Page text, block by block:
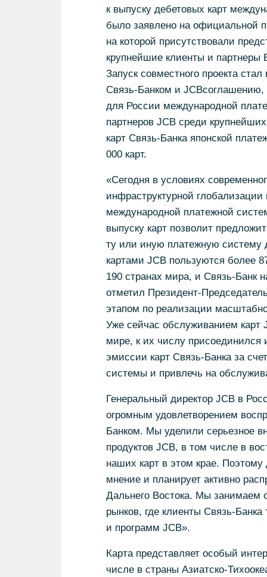
к выпуску дебетовых карт
было заявлено на официальной
на которой присутствовали
крупнейшие клиенты и партнеры
Запуск совместного проекта
Связь-Банком и JCBсоглашению,
для России международной
партнеров JCB среди
карт Связь-Банка японской
000 карт.
«Сегодня в условиях
инфраструктурной
международной платежной
выпуску карт позволит
ту или иную платежную систему
картами JCB пользуются более
190 странах мира, и Связь-Банк
отметил Президент-
этапом по реализации
Уже сейчас обслуживанием
мире, к их числу присоединился
эмиссии карт Связь-Банка за
системы и привлечь на
Генеральный директор JCB в
огромным удовлетворением
Банком. Мы уделили серьезное
продуктов JCB, в том числе в
наших карт в этом крае.
мнение и планирует активно
Дальнего Востока. Мы занимаем
рынков, где клиенты Связь-
и программ JCB».
Карта представляет особый
числе в страны Азиатско-